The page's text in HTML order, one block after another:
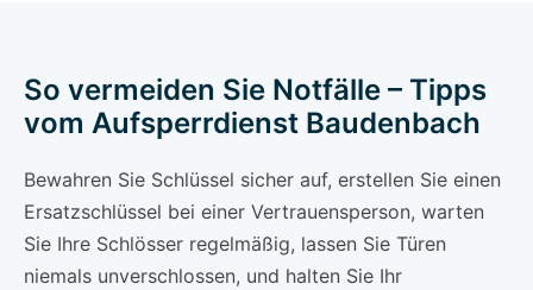
So vermeiden Sie Notfälle – Tipps
vom Aufsperrdienst Baudenbach
Bewahren Sie Schlüssel sicher auf, erstellen Sie einen
Ersatzschlüssel bei einer Vertrauensperson, warten
Sie Ihre Schlösser regelmäßig, lassen Sie Türen
niemals unverschlossen, und halten Sie Ihr